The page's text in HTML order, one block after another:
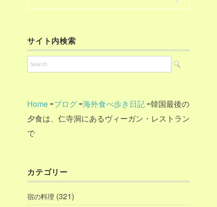
サイト内検索
Home⇨ブログ⇨海外食べ歩き日記⇨韓国最後の
夕食は、仁寺洞にあるヴィーガン・レストラン
で
カテゴリー
宿の料理 (321)